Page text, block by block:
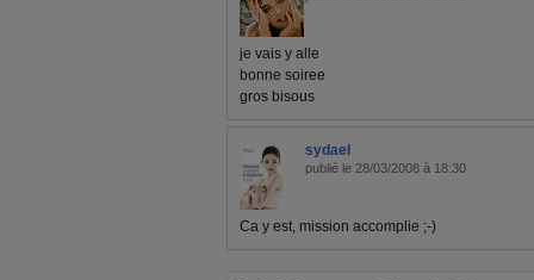
je vais y alle
bonne soiree
gros bisous
sydael
publié le 28/03/2008 à 18:30
Ca y est, mission accomplie ;-)